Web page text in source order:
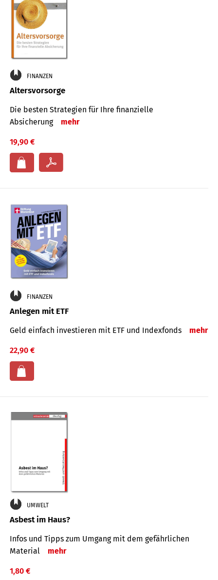
FINANZEN
Altersvorsorge
Die besten Strategien für Ihre finanzielle
Absicherung
mehr
19,90 €
FINANZEN
Anlegen mit ETF
Geld einfach investieren mit ETF und Indexfonds mehr
22,90 €
UMWELT
Asbest im Haus?
Infos und Tipps zum Um­gang mit dem ge­fähr­lichen
Mate­rial
mehr
1,80 €